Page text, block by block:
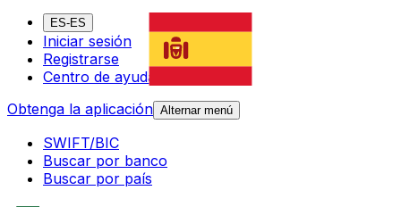
ES-ES
Iniciar sesión
Registrarse
Centro de ayuda
Obtenga la aplicación Alternar menú
SWIFT/BIC
Buscar por banco
Buscar por país